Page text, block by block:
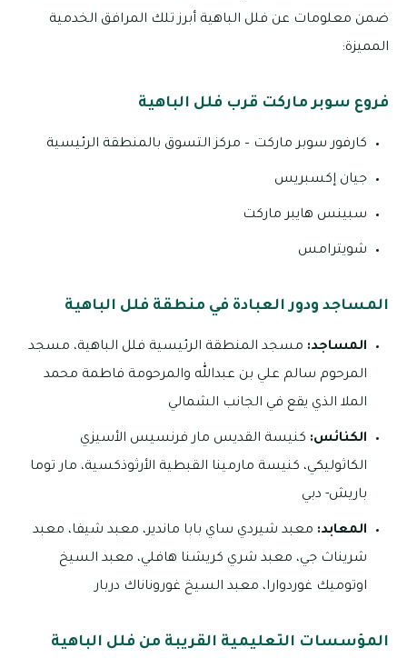
ضمن معلومات عن فلل الباهية أبرز تلك المرافق الخدمية
المميزة:
فروع سوبر ماركت قرب فلل الباهية
كارفور سوبر ماركت – مركز التسوق بالمنطقة الرئيسية
جيان إكسبريس
سبينس هايبر ماركت
شويترامس
المساجد ودور العبادة في منطقة فلل الباهية
المساجد: مسجد المنطقة الرئيسية فلل الباهية، مسجد
المرحوم سالم علي بن عبدالله والمرحومة فاطمة محمد
الملا الذي يقع في الجانب الشمالي
الكنائس: كنيسة القديس مار فرنسيس الأسيزي
الكاثوليكي، كنيسة مارمينا القبطية الأرثوذكسية، مار توما
باريش- دبي
المعابد: معبد شيردي ساي بابا ماندير، معبد شيفا، معبد
شريناث جي، معبد شري كريشنا هافلي، معبد السيخ
اوتوميك غوردوارا، معبد السيخ غوروناناك دربار
المؤسسات التعليمية القريبة من فلل الباهية